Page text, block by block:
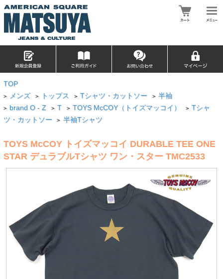
TOP
> メンズ > トップス > Tシャツ・カットソー > 半袖
> brand O - Z > T > TOYS McCOY（トイズマッコイ） > Tシャ
ツ・カットソー
> 半袖Tシャツ
TOYS McCOY トイズマッコイ DURABLE TEE ONE
STAR デュラブルTシャツ ワン・スター TMC2533